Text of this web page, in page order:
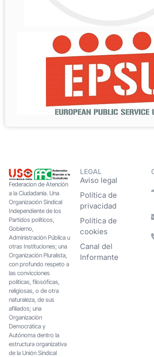
Federacion de Atención
a la Ciudadanía. Una
Organización Sindical
Independiente de los
Partidos políticos,
Gobierno,
Administración Pública u
otras Instituciones; una
Organización Pluralista,
con profundo respeto a
las convicciones
políticas, filosóficas,
religiosas, o de otra
naturaleza, de sus
afiliados; una
Organización
Democrática y
Autónoma dentro la
estructura organizativa
de la Unión Sindical
LEGAL
Aviso legal
Política de
privacidad
Política de
cookies
Canal del
Informante